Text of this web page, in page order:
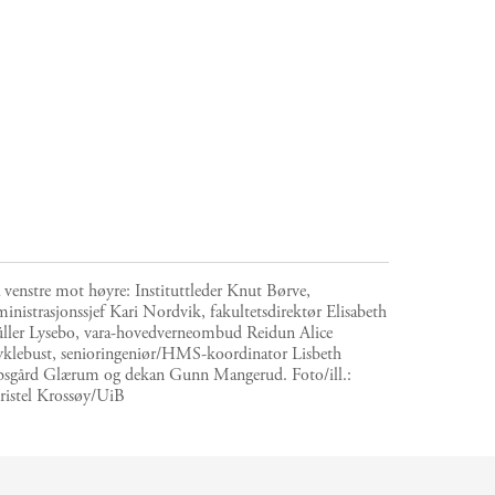
venstre mot høyre: Instituttleder Knut Børve,
Kari Nordvik, fakultetsdirektør Elisabeth
Lysebo, vara-hovedverneombud Reidun Alice
senioringeniør/HMS-koordinator Lisbeth
Glærum og dekan Gunn Mangerud. Foto/ill.:
Krossøy/UiB